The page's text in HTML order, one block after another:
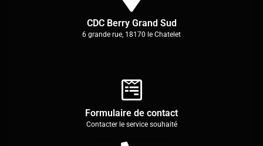
CDC Berry Grand Sud
6 grande rue, 18170 le Chatelet
Formulaire de contact
Contacter le service souhaité